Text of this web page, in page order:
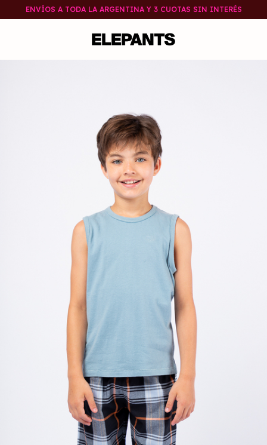
ENVÍOS A TODA LA ARGENTINA Y 3 CUOTAS SIN INTERÉS